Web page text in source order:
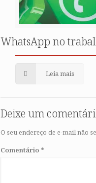
WhatsApp no
Leia mais
Deixe um
O seu endereço de e-mail não
Comentário *